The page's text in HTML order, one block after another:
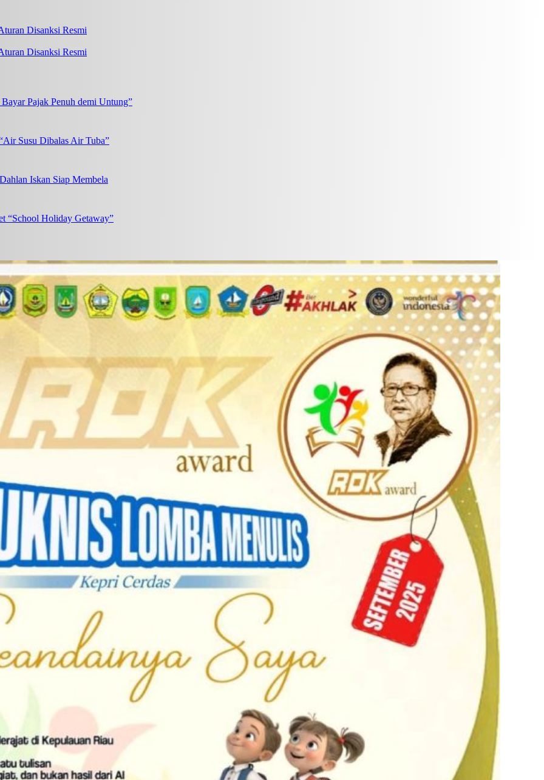
Disanksi Resmi
Pajak Penuh demi Untung”
Susu Dibalas Air Tuba”
Iskan Siap Membela
“School Holiday Getaway”